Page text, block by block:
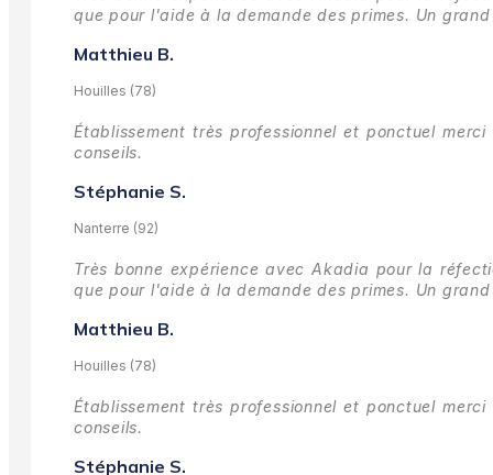
que pour l'aide à la demande des primes. Un
Matthieu B.
Houilles (78)
Établissement très professionnel et ponctuel
conseils.
Stéphanie S.
Nanterre (92)
Très bonne expérience avec Akadia pour la
que pour l'aide à la demande des primes. Un
Matthieu B.
Houilles (78)
Établissement très professionnel et ponctuel
conseils.
Stéphanie S.